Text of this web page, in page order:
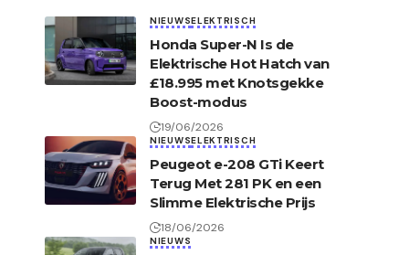
NIEUWSELEKTRISCH
Honda Super-N Is de
Elektrische Hot Hatch van
£18.995 met Knotsgekke
Boost-modus
19/06/2026
NIEUWSELEKTRISCH
Peugeot e-208 GTi Keert
Terug Met 281 PK en een
Slimme Elektrische Prijs
18/06/2026
NIEUWS